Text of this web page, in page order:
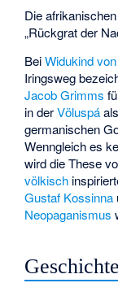
Die
„Rückgrat der
BeiWidukind
Iringsweg
Jacob Grimms
in derVöluspá
germanischen
Wenngleich es
wird die These
völkisch
Gustaf Kossinna
Neopaganismus